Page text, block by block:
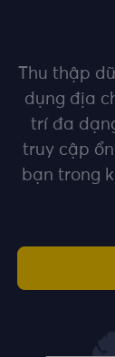
Thu thập
dụng địa
trí đa
truy cập
bạn trong